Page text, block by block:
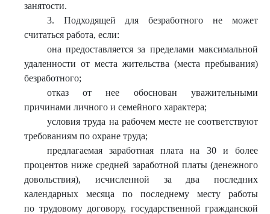
занятости.
3. Подходящей для безработного не может
считаться работа, если:
она предоставляется за пределами максимальной
удаленности от места жительства (места пребывания)
безработного;
отказ от нее обоснован уважительными
причинами личного и семейного характера;
условия труда на рабочем месте не соответствуют
требованиям по охране труда;
предлагаемая заработная плата на 30 и более
процентов ниже средней заработной платы (денежного
довольствия), исчисленной за два последних
календарных месяца по последнему месту работы
по трудовому договору, государственной гражданской